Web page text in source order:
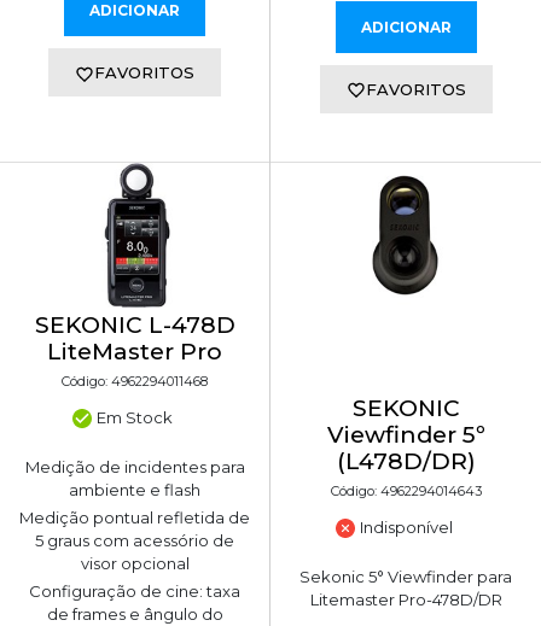
ADICIONAR
FAVORITOS
ADICIONAR
FAVORITOS
SEKONIC L-478D
LiteMaster Pro
Código: 4962294011468
Em Stock
Medição de incidentes para
ambiente e flash
Medição pontual refletida de
5 graus com acessório de
visor opcional
Configuração de cine: taxa
de frames e ângulo do
SEKONIC
Viewfinder 5º
(L478D/DR)
Código: 4962294014643
Indisponível
Sekonic 5° Viewfinder para
Litemaster Pro-478D/DR